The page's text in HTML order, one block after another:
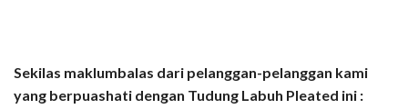
Sekilas maklumbalas dari pelanggan-pelanggan kami
yang berpuashati dengan Tudung Labuh Pleated ini :